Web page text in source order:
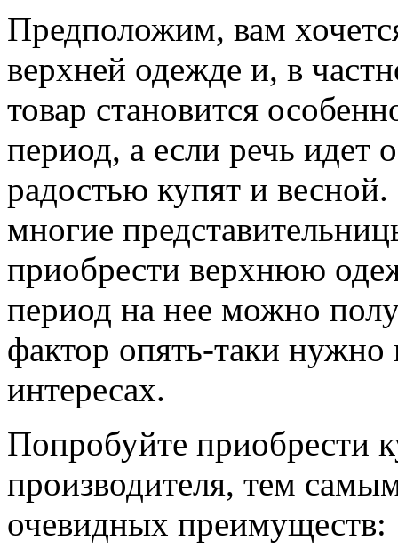
Предположим, вам
верхней одежде и, в
товар становится
период, а если речь идет
радостью купят и
многие
приобрести верхнюю
период на нее можно
фактор опять-таки нужно
интересах.
Попробуйте приобрести
производителя, тем
очевидных преимуществ: